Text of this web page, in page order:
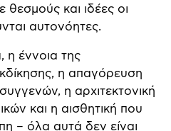
και ιδέες οι
αυτονόητες.
η έννοια της
η απαγόρευση
η αρχιτεκτονική
και η αισθητική που
– όλα αυτά δεν είναι